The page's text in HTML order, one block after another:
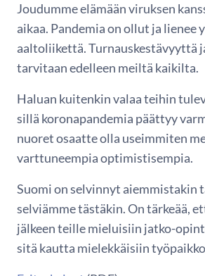
Joudumme elämään viruksen
aikaa. Pandemia on ollut ja lienee
aaltoliikettä. Turnauskestävyyttä
tarvitaan edelleen meiltä kaikilta.
Haluan kuitenkin valaa teihin
sillä koronapandemia päättyy
nuoret osaatte olla useimmiten
varttuneempia optimistisempia.
Suomi on selvinnyt aiemmistakin
selviämme tästäkin. On tärkeää,
jälkeen teille mieluisiin jatko-
sitä kautta mielekkäisiin